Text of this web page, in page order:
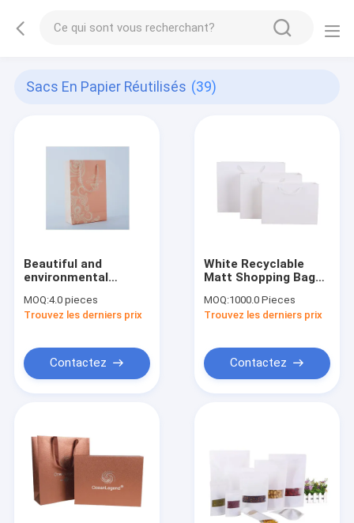
Sacs En Papier Réutilisés (39)
Beautiful and
environmental
delicate gift printing
paper bags for food
MOQ:4.0 pieces
Trouvez les derniers prix
Contactez
White Recyclable
Matt Shopping Bag
Paper Bag White
Paper Tote Bag With
MOQ:1000.0 Pieces
Trouvez les derniers prix
Contactez